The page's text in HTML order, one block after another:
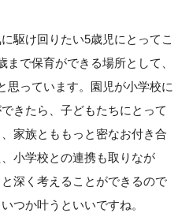
駆け回りたい5歳児にとってこ
で保育ができる場所として、
思っています。園児が小学校に
きたら、子どもたちにとって
家族とももっと密なお付き合
小学校との連携も取りなが
深く考えることができるので
つか叶うといいですね。